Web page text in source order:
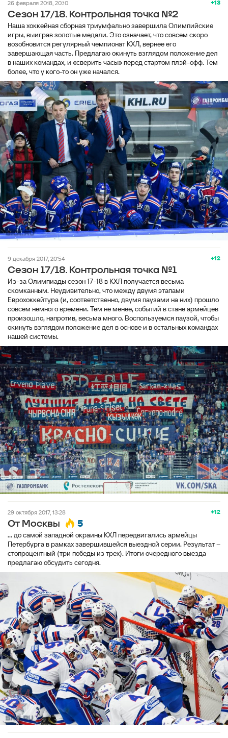
+13
26 февраля 2018, 20:10
Сезон 17/18. Контрольная точка №2
Наша хоккейная сборная триумфально завершила Олимпийские
игры, выиграв золотые медали. Это означает, что совсем скоро
возобновится регулярный чемпионат КХЛ, вернее его
завершающая часть. Предлагаю окинуть взглядом положение дел
в наших командах, и «сверить часы» перед стартом плэй-офф. Тем
более, что у кого-то он уже начался.
+12
9 декабря 2017, 20:54
Сезон 17/18. Контрольная точка №1
Из-за Олимпиады сезон 17-18 в КХЛ получается весьма
скомканным. Неудивительно, что между двумя этапами
Еврохоккейтура (и, соответственно, двумя паузами на них) прошло
совсем немного времени. Тем не менее, событий в стане армейцев
произошло, напротив, весьма много. Воспользуемся паузой, чтобы
окинуть взглядом положение дел в основе и в остальных командах
нашей системы.
+12
29 октября 2017, 13:28
От Москвы 5
… до самой западной окраины КХЛ передвигались армейцы
Петербурга в рамках завершившейся выездной серии. Результат –
стопроцентный (три победы из трех). Итоги очередного выезда
предлагаю обсудить сегодня.